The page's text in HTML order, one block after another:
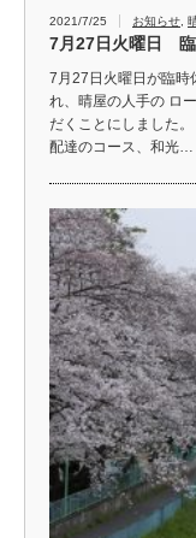
2021/7/25 お知らせ
7月27日火曜日
7月27日火曜日が臨時
れ、晴屋の人手の ロ
だくことにしました
配達のコース、和光…